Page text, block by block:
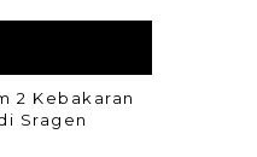
2 Kebakaran
Sragen